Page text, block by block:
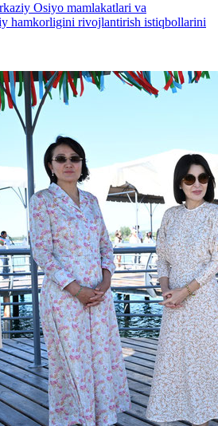
Osiyo mamlakatlari va
hamkorligini rivojlantirish istiqbollarini